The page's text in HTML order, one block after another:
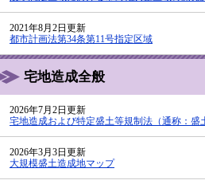
2021年8月2日更新
都市計画法第34条第11号指定区域
宅地造成全般
2026年7月2日更新
宅地造成および特定盛土等規制法（通称：盛
2026年3月3日更新
大規模盛土造成地マップ